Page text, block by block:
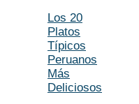
Los 20
Platos
Típicos
Peruanos
Más
Deliciosos